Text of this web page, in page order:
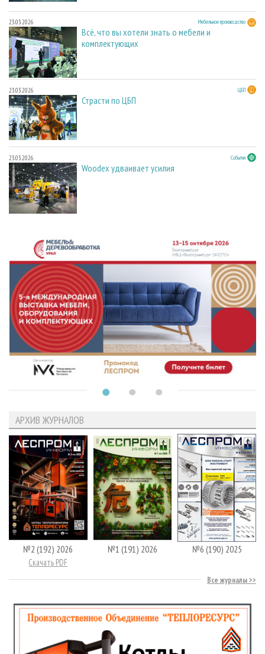
23.03.2026 Мебельное производство
Всё, что вы хотели знать о мебели и
комплектующих
23.03.2026 ЦБП
Страсти по ЦБП
23.03.2026 События
Woodex удваивает усилия
АРХИВ ЖУРНАЛОВ
№2 (192) 2026
Скачать PDF
№1 (191) 2026 №6 (190) 2025
Все журналы